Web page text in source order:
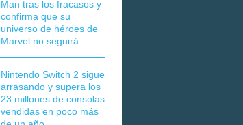
Man tras los fracasos y
confirma que su
universo de héroes de
Marvel no seguirá
Nintendo Switch 2 sigue
arrasando y supera los
23 millones de consolas
vendidas en poco más